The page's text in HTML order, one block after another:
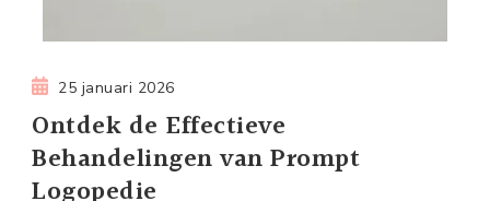
25 januari 2026
Ontdek de Effectieve
Behandelingen van Prompt
Logopedie